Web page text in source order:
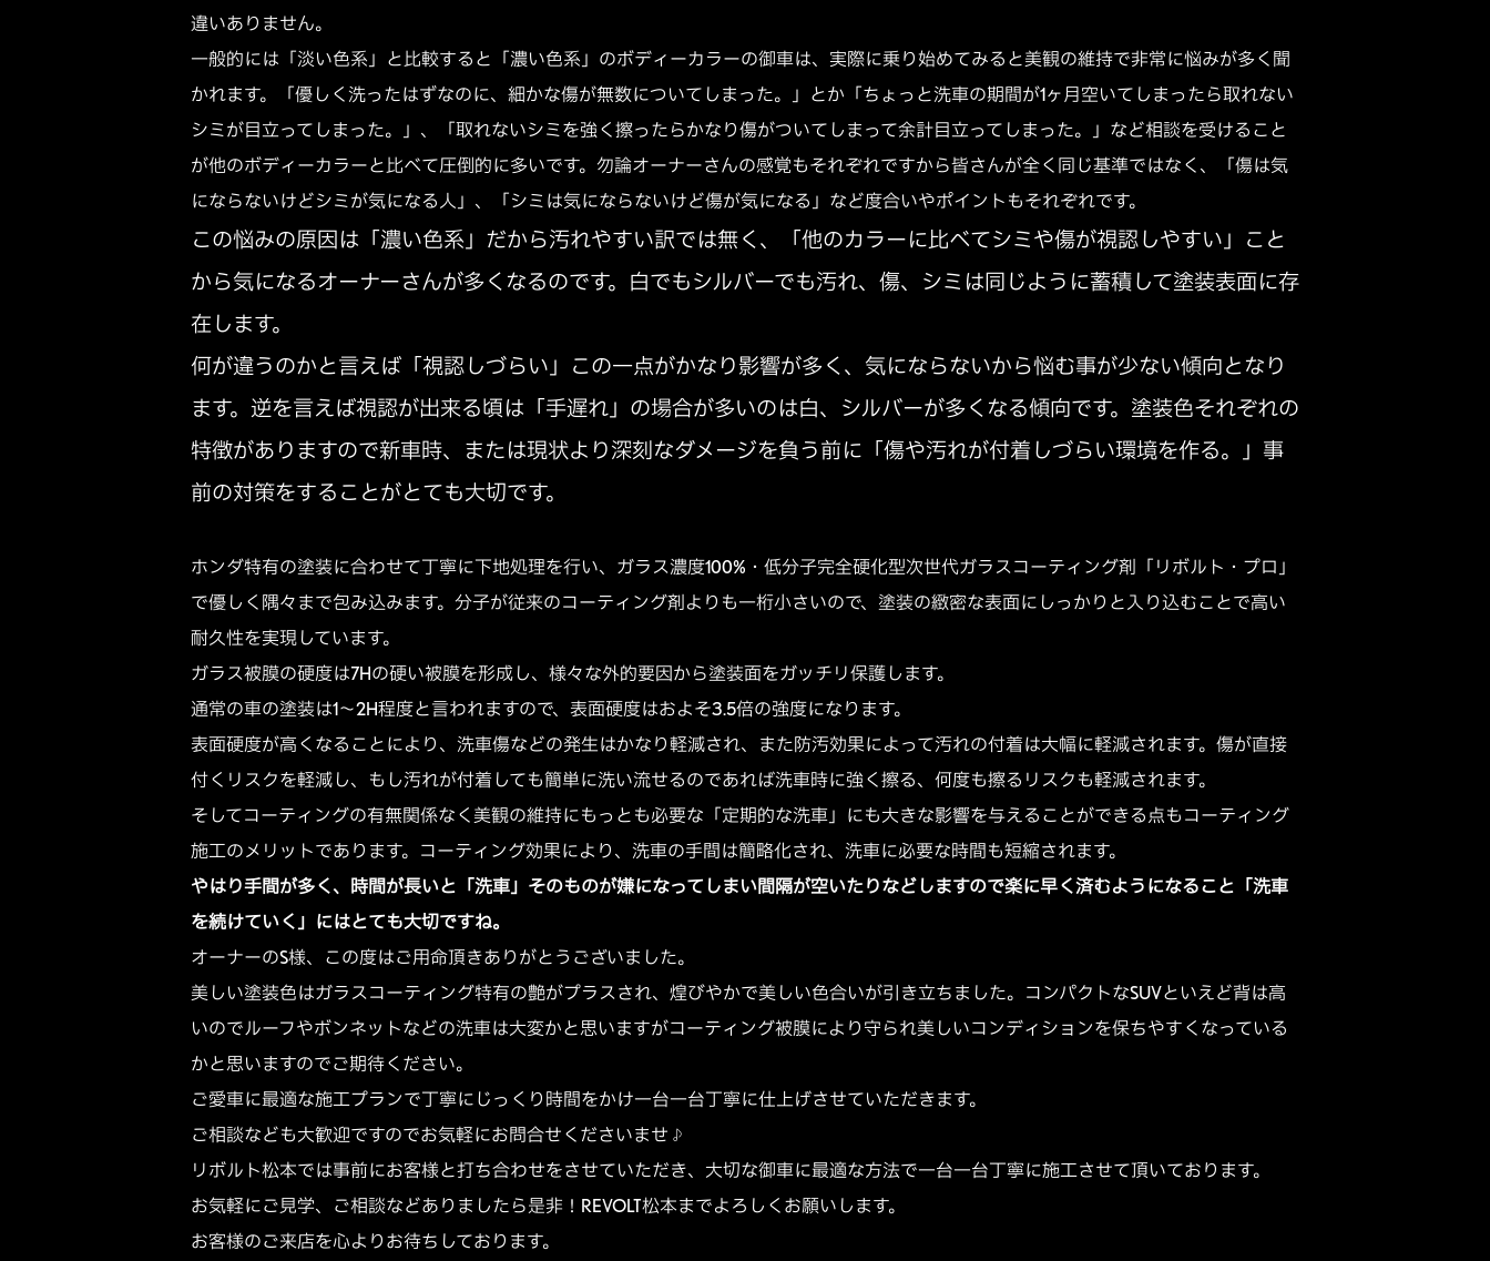
違いありません。
一般的には「淡い色系」と比較すると「濃い色系」のボディーカラーの御車は、実際に乗り始めてみると美観の維持で非常に悩みが多く聞
かれます。「優しく洗ったはずなのに、細かな傷が無数についてしまった。」とか「ちょっと洗車の期間が1ヶ月空いてしまったら取れない
シミが目立ってしまった。」、「取れないシミを強く擦ったらかなり傷がついてしまって余計目立ってしまった。」など相談を受けること
が他のボディーカラーと比べて圧倒的に多いです。勿論オーナーさんの感覚もそれぞれですから皆さんが全く同じ基準ではなく、「傷は気
にならないけどシミが気になる人」、「シミは気にならないけど傷が気になる」など度合いやポイントもそれぞれです。
この悩みの原因は「濃い色系」だから汚れやすい訳では無く、「他のカラーに比べてシミや傷が視認しやすい」こと
から気になるオーナーさんが多くなるのです。白でもシルバーでも汚れ、傷、シミは同じように蓄積して塗装表面に存
在します。
何が違うのかと言えば「視認しづらい」この一点がかなり影響が多く、気にならないから悩む事が少ない傾向となり
ます。逆を言えば視認が出来る頃は「手遅れ」の場合が多いのは白、シルバーが多くなる傾向です。塗装色それぞれの
特徴がありますので新車時、または現状より深刻なダメージを負う前に「傷や汚れが付着しづらい環境を作る。」事
前の対策をすることがとても大切です。
ホンダ特有の塗装に合わせて丁寧に下地処理を行い、ガラス濃度100%・低分子完全硬化型次世代ガラスコーティング剤「リボルト・プロ」
で優しく隅々まで包み込みます。分子が従来のコーティング剤よりも一桁小さいので、塗装の緻密な表面にしっかりと入り込むことで高い
耐久性を実現しています。
ガラス被膜の硬度は7Hの硬い被膜を形成し、様々な外的要因から塗装面をガッチリ保護します。
通常の車の塗装は1～2H程度と言われますので、表面硬度はおよそ3.5倍の強度になります。
表面硬度が高くなることにより、洗車傷などの発生はかなり軽減され、また防汚効果によって汚れの付着は大幅に軽減されます。傷が直接
付くリスクを軽減し、もし汚れが付着しても簡単に洗い流せるのであれば洗車時に強く擦る、何度も擦るリスクも軽減されます。
そしてコーティングの有無関係なく美観の維持にもっとも必要な「定期的な洗車」にも大きな影響を与えることができる点もコーティング
施工のメリットであります。コーティング効果により、洗車の手間は簡略化され、洗車に必要な時間も短縮されます。
やはり手間が多く、時間が長いと「洗車」そのものが嫌になってしまい間隔が空いたりなどしますので楽に早く済むようになること「洗車
を続けていく」にはとても大切ですね。
オーナーのS様、この度はご用命頂きありがとうございました。
美しい塗装色はガラスコーティング特有の艶がプラスされ、煌びやかで美しい色合いが引き立ちました。コンパクトなSUVといえど背は高
いのでルーフやボンネットなどの洗車は大変かと思いますがコーティング被膜により守られ美しいコンディションを保ちやすくなっている
かと思いますのでご期待ください。
ご愛車に最適な施工プランで丁寧にじっくり時間をかけ一台一台丁寧に仕上げさせていただきます。
ご相談なども大歓迎ですのでお気軽にお問合せくださいませ♪
リボルト松本では事前にお客様と打ち合わせをさせていただき、大切な御車に最適な方法で一台一台丁寧に施工させて頂いております。
お気軽にご見学、ご相談などありましたら是非！REVOLT松本までよろしくお願いします。
お客様のご来店を心よりお待ちしております。